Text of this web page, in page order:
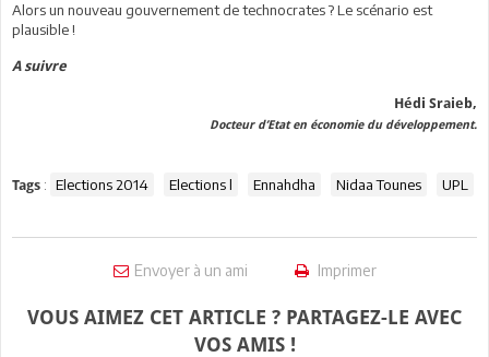
Alors un nouveau gouvernement de technocrates ? Le scénario est
plausible !
A suivre
Hédi Sraieb,
Docteur d’Etat en économie du développement.
Tags : Elections 2014 Elections l Ennahdha Nidaa Tounes UPL
Envoyer à un ami Imprimer
VOUS AIMEZ CET ARTICLE ? PARTAGEZ-LE AVEC
VOS AMIS !